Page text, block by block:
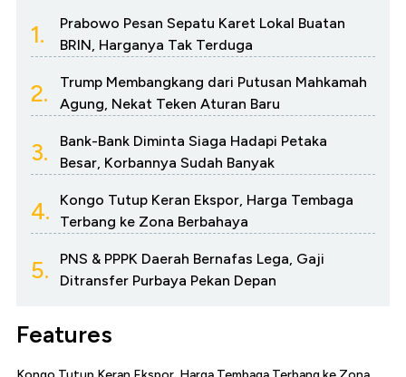
1.
Prabowo Pesan Sepatu Karet Lokal Buatan
BRIN, Harganya Tak Terduga
2.
Trump Membangkang dari Putusan Mahkamah
Agung, Nekat Teken Aturan Baru
3.
Bank-Bank Diminta Siaga Hadapi Petaka
Besar, Korbannya Sudah Banyak
4.
Kongo Tutup Keran Ekspor, Harga Tembaga
Terbang ke Zona Berbahaya
5.
PNS & PPPK Daerah Bernafas Lega, Gaji
Ditransfer Purbaya Pekan Depan
Features